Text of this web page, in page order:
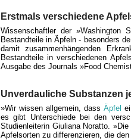
Erstmals verschiedene
Wissenschaftler der »Washington
Bestandteile in Äpfeln - besonders
damit zusammenhängenden
Bestandteile in verschiedenen
Ausgabe des Journals »Food
Unverdauliche Substanzen
»Wir wissen allgemein, dassÄpfel
es gibt Unterschiede bei den
Studienleiterin Giuliana Noratto.
Apfelsorten zu differenzieren, die